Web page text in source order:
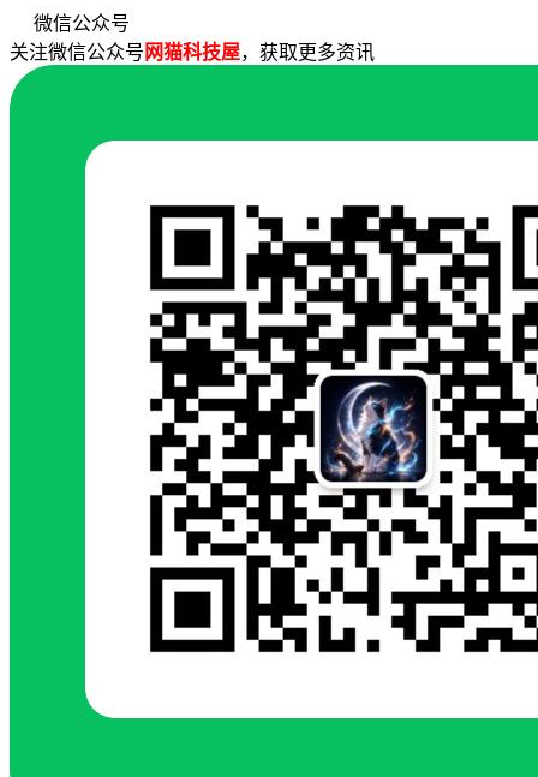
微信公众号
关注微信公众号 网猫科技屋，获取更多资讯